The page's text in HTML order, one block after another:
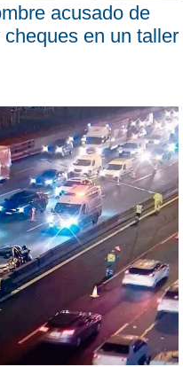
acusado de
en un taller